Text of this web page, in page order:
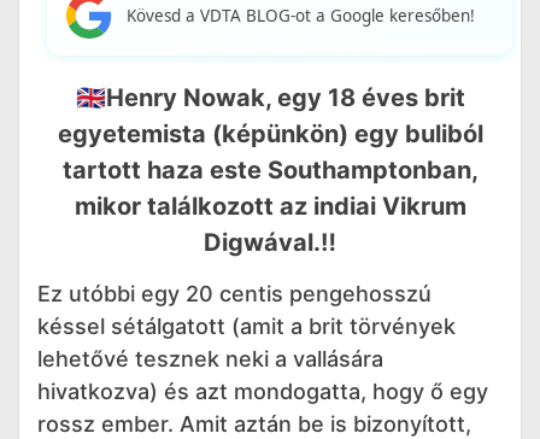
Kövesd a VDTA BLOG-ot a Google keresőben!
🇬🇧Henry Nowak, egy 18 éves brit
egyetemista (képünkön) egy buliból
tartott haza este Southamptonban,
mikor találkozott az indiai Vikrum
Digwával.‼️
Ez utóbbi egy 20 centis pengehosszú
késsel sétálgatott (amit a brit törvények
lehetővé tesznek neki a vallására
hivatkozva) és azt mondogatta, hogy ő egy
rossz ember. Amit aztán be is bizonyított,